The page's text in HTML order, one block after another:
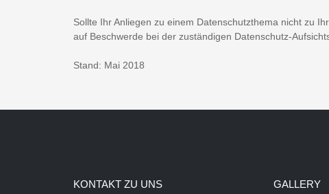
Sollte Ihr Anliegen zu einem Datenschutzthema nicht zu
auf Beschwerde bei der zuständigen Datenschutz-
Stand: Mai 2018
KONTAKT ZU UNS GALLERY